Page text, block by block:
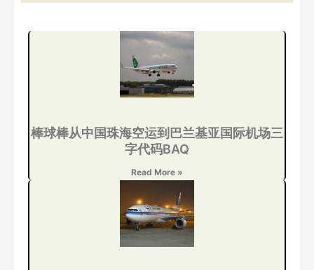
棒球棒从中国珠海空运到巴兰基亚国际机场三
字代码BAQ
Read More »